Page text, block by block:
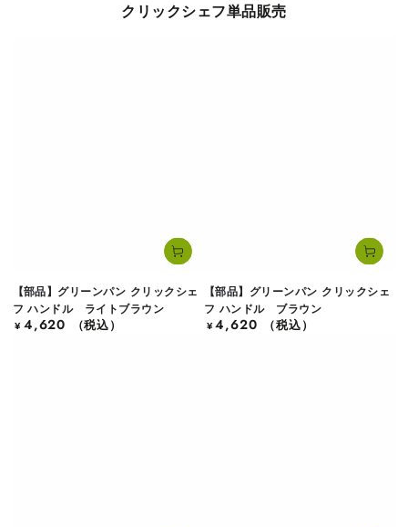
クリックシェフ単品販売
【部品】グリーンパン クリックシェ
フ ハンドル ライトブラウン
定
¥ 4,620 （税込）
【部品】グリーンパン クリックシェ
フ ハンドル ブラウン
定
¥4,620 （税込）